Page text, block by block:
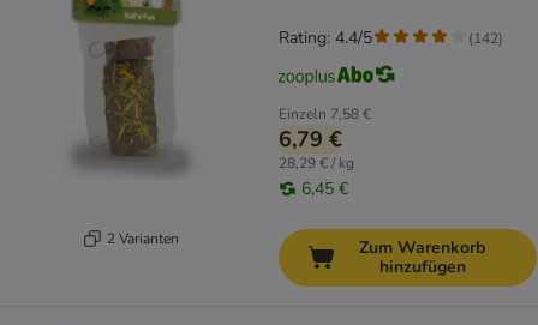
2 Varianten
Einzeln 7,58 €
6,79 €
28,29 € / kg
6,45 €
Rating: 4.4/5 (142)
Zum Warenkorb
hinzufügen